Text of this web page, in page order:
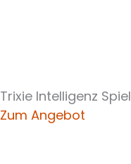
Trixie Intelligenz
Zum Angebot